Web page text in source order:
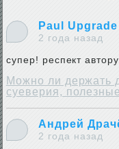
Paul Upgrade
2 года назад
супер! респект автору
Можно ли держать
суеверия,
Андрей
2 года назад